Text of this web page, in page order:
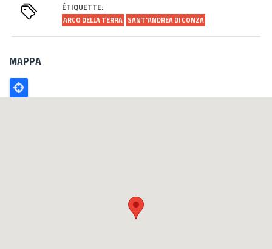
ÉTIQUETTE:
ARCO DELLA TERRA SANT'ANDREA DI CONZA
MAPPA
Poligono
GEO